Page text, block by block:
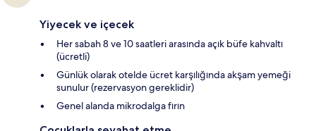
Yiyecek ve içecek
Her sabah 8 ve 10 saatleri arasında açık büfe kahvaltı
(ücretli)
Günlük olarak otelde ücret karşılığında akşam yemeği
sunulur (rezervasyon gereklidir)
Genel alanda mikrodalga fırın